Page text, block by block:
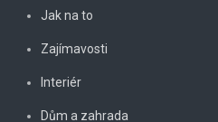
Jak na to
Zajímavosti
Interiér
Dům a zahrada